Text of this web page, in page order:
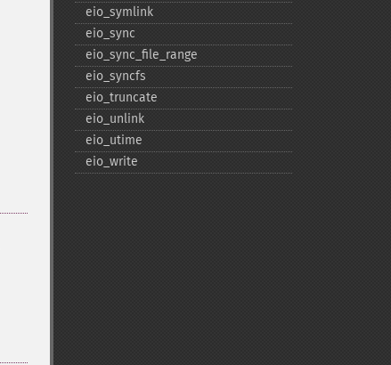
eio_​symlink
eio_​sync
eio_​sync_​file_​range
eio_​syncfs
eio_​truncate
eio_​unlink
eio_​utime
eio_​write